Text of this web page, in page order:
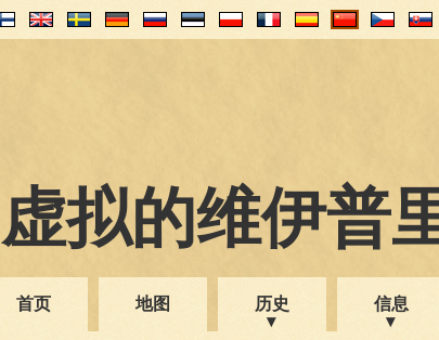
虚拟的维伊普
首页 地图 历史 信息